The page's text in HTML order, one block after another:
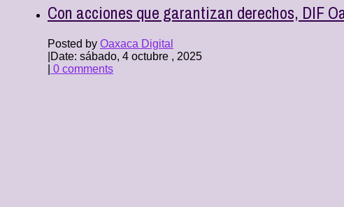
Con acciones que garantizan derechos, DIF
Posted by Oaxaca Digital
Date: sábado, 4 octubre , 2025
0 comments